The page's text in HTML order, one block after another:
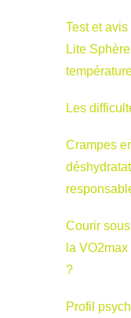
Test et
Lite
Les
Crampes
Courir
la
?
Profil